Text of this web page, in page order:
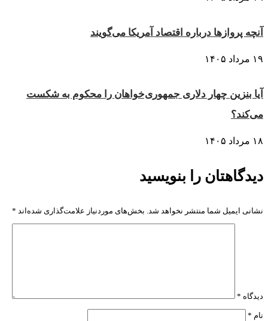
آنچه پروازها درباره اقتصاد آمریکا می‌گویند
۱۹ مرداد ۱۴۰۵
آیا بنزین چهار دلاری جمهوری‌خواهان را محکوم به شکست
می‌کند؟
۱۸ مرداد ۱۴۰۵
دیدگاهتان را بنویسید
نشانی ایمیل شما منتشر نخواهد شد. بخش‌های موردنیاز علامت‌گذاری شده‌اند *
دیدگاه *
نام *